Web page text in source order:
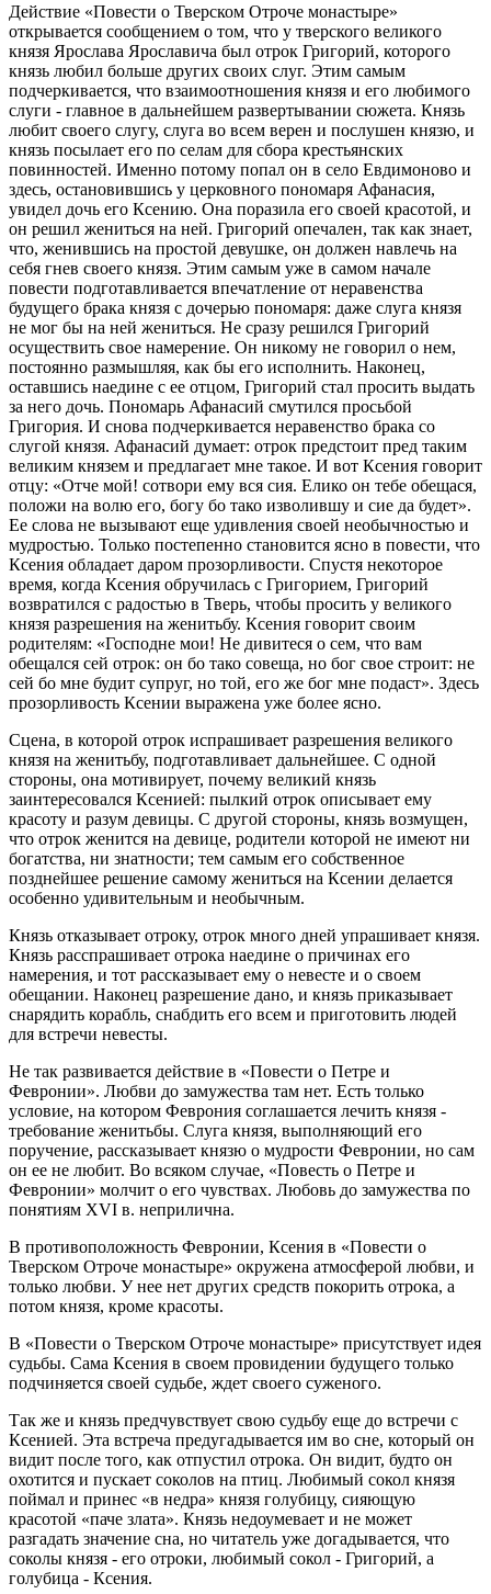
Действие «Повести о Тверском Отроче монастыре»
открывается сообщением о том, что у тверского великого
князя Ярослава Ярославича был отрок Григорий, которого
князь любил больше других своих слуг. Этим самым
подчеркивается, что взаимоотношения князя и его любимого
слуги - главное в дальнейшем развертывании сюжета. Князь
любит своего слугу, слуга во всем верен и послушен князю, и
князь посылает его по селам для сбора крестьянских
повинностей. Именно потому попал он в село Евдимоново и
здесь, остановившись у церковного пономаря Афанасия,
увидел дочь его Ксению. Она поразила его своей красотой, и
он решил жениться на ней. Григорий опечален, так как знает,
что, женившись на простой девушке, он должен навлечь на
себя гнев своего князя. Этим самым уже в самом начале
повести подготавливается впечатление от неравенства
будущего брака князя с дочерью пономаря: даже слуга князя
не мог бы на ней жениться. Не сразу решился Григорий
осуществить свое намерение. Он никому не говорил о нем,
постоянно размышляя, как бы его исполнить. Наконец,
оставшись наедине с ее отцом, Григорий стал просить выдать
за него дочь. Пономарь Афанасий смутился просьбой
Григория. И снова подчеркивается неравенство брака со
слугой князя. Афанасий думает: отрок предстоит пред таким
великим князем и предлагает мне такое. И вот Ксения говорит
отцу: «Отче мой! сотвори ему вся сия. Елико он тебе обещася,
положи на волю его, богу бо тако изволившу и сие да будет».
Ее слова не вызывают еще удивления своей необычностью и
мудростью. Только постепенно становится ясно в повести, что
Ксения обладает даром прозорливости. Спустя некоторое
время, когда Ксения обручилась с Григорием, Григорий
возвратился с радостью в Тверь, чтобы просить у великого
князя разрешения на женитьбу. Ксения говорит своим
родителям: «Господне мои! Не дивитеся о сем, что вам
обещался сей отрок: он бо тако совеща, но бог свое строит: не
сей бо мне будит супруг, но той, его же бог мне подаст». Здесь
прозорливость Ксении выражена уже более ясно.
Сцена, в которой отрок испрашивает разрешения великого
князя на женитьбу, подготавливает дальнейшее. С одной
стороны, она мотивирует, почему великий князь
заинтересовался Ксенией: пылкий отрок описывает ему
красоту и разум девицы. С другой стороны, князь возмущен,
что отрок женится на девице, родители которой не имеют ни
богатства, ни знатности; тем самым его собственное
позднейшее решение самому жениться на Ксении делается
особенно удивительным и необычным.
Князь отказывает отроку, отрок много дней упрашивает князя.
Князь расспрашивает отрока наедине о причинах его
намерения, и тот рассказывает ему о невесте и о своем
обещании. Наконец разрешение дано, и князь приказывает
снарядить корабль, снабдить его всем и приготовить людей
для встречи невесты.
Не так развивается действие в «Повести о Петре и
Февронии». Любви до замужества там нет. Есть только
условие, на котором Феврония соглашается лечить князя -
требование женитьбы. Слуга князя, выполняющий его
поручение, рассказывает князю о мудрости Февронии, но сам
он ее не любит. Во всяком случае, «Повесть о Петре и
Февронии» молчит о его чувствах. Любовь до замужества по
понятиям XVI в. неприлична.
В противоположность Февронии, Ксения в «Повести о
Тверском Отроче монастыре» окружена атмосферой любви, и
только любви. У нее нет других средств покорить отрока, а
потом князя, кроме красоты.
В «Повести о Тверском Отроче монастыре» присутствует идея
судьбы. Сама Ксения в своем провидении будущего только
подчиняется своей судьбе, ждет своего суженого.
Так же и князь предчувствует свою судьбу еще до встречи с
Ксенией. Эта встреча предугадывается им во сне, который он
видит после того, как отпустил отрока. Он видит, будто он
охотится и пускает соколов на птиц. Любимый сокол князя
поймал и принес «в недра» князя голубицу, сияющую
красотой «паче злата». Князь недоумевает и не может
разгадать значение сна, но читатель уже догадывается, что
соколы князя - его отроки, любимый сокол - Григорий, а
голубица - Ксения.